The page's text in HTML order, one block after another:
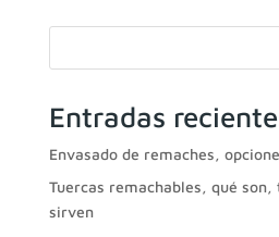
Entradas
Envasado de remaches,
Tuercas remachables, qué son,
sirven